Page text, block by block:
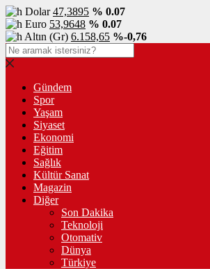
Dolar47,3895 % 0.07
Euro 53,9648 % 0.07
Altın (Gr) 6.158,65 %-0,76
Gündem
Spor
Yaşam
Siyaset
Ekonomi
Eğitim
Sağlık
Kültür Sanat
Magazin
Diğer
Son Dakika
Teknoloji
Otomativ
Dünya
Türkiye